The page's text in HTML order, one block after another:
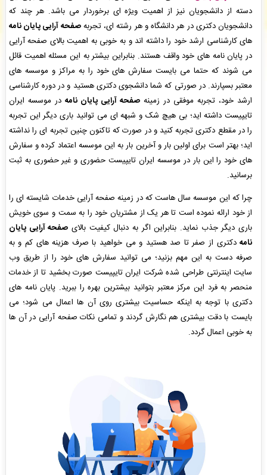
منیره حدیثی: سفارش ویراستاری فنی شما ثبت شد به زودی توسط اپراتور بررسی خواهد شد. -
ررویا عبدالهی
: سفارش ترجمه، شما ثبت شد به زودی توسط اپراتور بررسی خواهد شد. - ( جمعه
۰۵/۰۵/۱۶ ۱۸:۰۷:۲۸)
آتیه حاتمی
: سفارش صفحه آرایی در Word شما ثبت شد به زودی توسط اپراتور بررسی خواهد
شد. -
( جمعه ۰۵/۰۵/۱۶ ۱۸:۰۱:۱۹)
دسته از دانشجویان نیز از اهمیت ویژه ای برخوردار می باشد. هر چند که
دانشجویان دکتری در هر دانشگاه و هر رشته ای، تجربهصفحه آرایی پایان نامه
های کارشناسی ارشد خود را داشته اند و به خوبی به اهمیت بالای صفحه آرایی
در پایان نامه های خود واقف هستند. بنابراین بیشتر به این مسئله اهمیت قائل
می شوند که حتما می بایست سفارش های خود را به مراکز و موسسه های
معتبر بسپارند. در صورتی که شما دانشجوی دکتری هستید و در دوره کارشناسی
ارشد خود، تجربه موفقی در زمینه صفحه آرایی پایان نامه در موسسه ایران
تایپیست داشته اید؛ بی هیچ شک و شبهه ای می توانید باری دیگر این تجربه
را در مقطع دکتری تجربه کنید و در صورت که تاکنون چنین تجربه ای را نداشته
اید؛ بهتر است برای اولین بار و آخرین بار به این موسسه اعتماد کرده و سفارش
های خود را این بار در موسسه ایران تایپیست حضوری و غیر حضوری به ثبت
برسانید.
چرا که این موسسه سال هاست که در زمینه صفحه آرایی خدمات شایسته ای را
از خود ارائه نموده است تا هر یک از مشتریان خود را به سمت و سوی خویش
باری دیگر جذب نماید. بنابراین اگر به دنبال کیفیت بالای صفحه آرایی پایان
نامهدکتری از صفر تا صد هستید و می خواهید با صرف هزینه های کم و به
صرفه دست به این مهم بزنید؛ می توانید سفارش های خود را از طریق وب
سایت اینترنتی طراحی شده شرکت ایران تایپیست صورت بخشید تا از خدمات
منحصر به فرد این مرکز معتبر بتوانید بیشترین بهره را ببرید. پایان نامه های
دکتری با توجه به اینکه حساسیت بیشتری روی آن ها اعمال می شود؛ می
بایست با دقت بیشتری هم نگارش گردند و تمامی نکات صفحه آرایی در آن ها
به خوبی اعمال گردد.